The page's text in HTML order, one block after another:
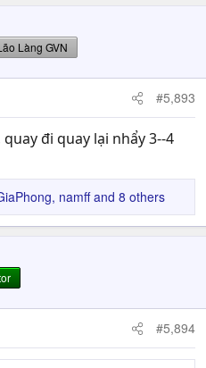
Làng GVN
#5,893
đi quay lại nhẩy 3--4
, namffand 8 others
#5,894